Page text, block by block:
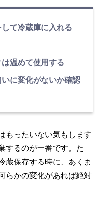
て冷蔵庫に入れる
温めて使用する
に変化がないか確認
もったいない気もします
するのが一番です。た
蔵保存する時に、あくま
らかの変化があれば絶対